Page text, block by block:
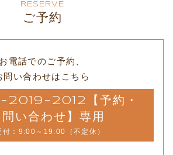
RESERVE
ご予約
お電話でのご予約、
問い合わせはこちら
2012【予約・
問い合わせ】専用
付：9:00～19:00（不定休）